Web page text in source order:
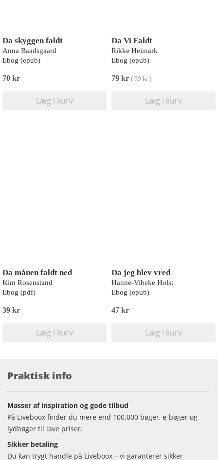
Da skyggen faldt
Anna Baadsgaard
Ebog (epub)
70 kr
Læg i kurv
Da Vi Faldt
Rikke Heimark
Ebog (epub)
79 kr ( 99 kr)
Læg i kurv
Da månen faldt ned
Kim Rosenstand
Ebog (pdf)
39 kr
Læg i kurv
Da jeg blev vred
Hanne-Vibeke Holst
Ebog (epub)
47 kr
Læg i kurv
Praktisk info
Masser af inspiration og gode tilbud
På Liveboox finder du mere end 100.000 bøger, e-bøger og
lydbøger til lave priser.
Sikker betaling
Du kan trygt handle på Liveboox – vi garanterer sikker